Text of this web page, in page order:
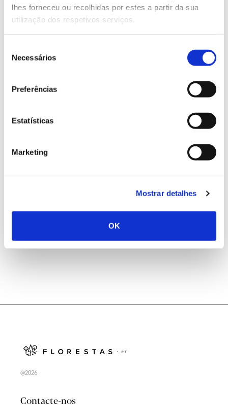
lhes forneceu ou recolhidas por estes a partir da sua
utilização dos respetivos serviços.
Necessários
Preferências
Estatísticas
Marketing
Mostrar detalhes
OK
13.07.2026
Genoma do priolo e de outras espécies em risco:
conhecer para conservar
Registar galhas de Trichi em acácia-das-espigas:
Natureza e florestas procuram jovens voluntários
@2026
Contacte-nos